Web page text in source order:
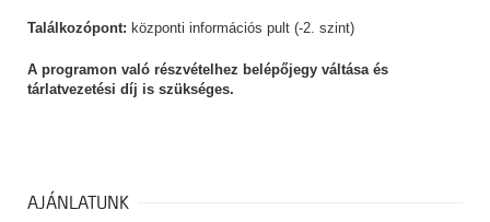
Találkozópont: központi információs pult (-2. szint)
A programon való részvételhez belépőjegy váltása és
tárlatvezetési díj is szükséges.
AJÁNLATUNK